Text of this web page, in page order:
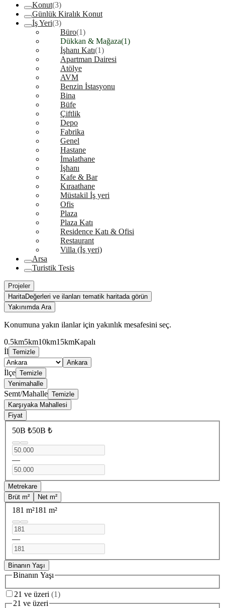
Konut(3)
Günlük Kiralık Konut
İş Yeri(3)
Büro(1)
Dükkan & Mağaza(1)
İşhanı Katı(1)
Apartman Dairesi
Atölye
AVM
Benzin İstasyonu
Bina
Büfe
Çiftlik
Depo
Fabrika
Genel
Hastane
İmalathane
İşhanı
Kafe & Bar
Kıraathane
Müstakil İş yeri
Ofis
Plaza
Plaza Katı
Residence Katı & Ofisi
Restaurant
Villa (İş yeri)
Arsa
Turistik Tesis
Projeler
HaritaDeğerleri ve ilanları tematik haritada görün
Yakınımda Ara
Konumuna yakın ilanlar için yakınlık mesafesini seç.
0.5km5km10km15kmKapalı
İl Temizle
Ankara
İlçe Temizle
Yenimahalle
Semt/Mahalle Temizle
Karşıyaka Mahallesi
Fiyat
50B ₺50B ₺
—
Metrekare
Brüt m²
Net m²
181 m²181 m²
—
Binanın Yaşı
Binanın Yaşı
21 ve üzeri (1)
21 ve üzeri